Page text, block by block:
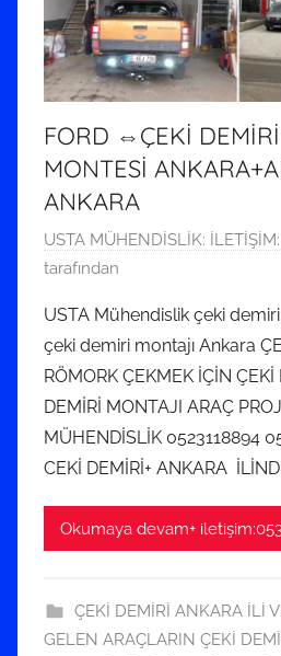
FORD ⇔ÇEKİ
MONTESİ
ANKARA
2
4
k
i
m
2
0
1
a
i
h
USTA MÜHENDİSLİK:
tarafından
USTA Mühendislik çeki
çeki demiri montajı Ankara
RÖMORK ÇEKMEK İÇİN
DEMİRİ MONTAJI ARAÇ
MÜHENDİSLİK 0523118894
CEKİ DEMİRİ+ ANKARA
Okumaya devam+
ÇEKİ DEMİRİ ANKARA İLİ
GELEN ARAÇLARIN ÇEKİ